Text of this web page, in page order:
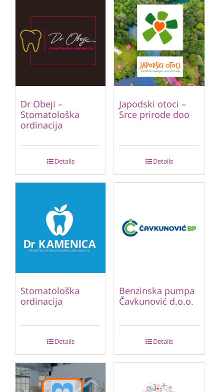
Dr Obeji –
Stomatološka
ordinacija
Details
Japodski otoci –
Srce prirode doo
Details
Stomatološka
ordinacija
Details
Benzinska pumpa
Čavkunović d.o.o.
Details